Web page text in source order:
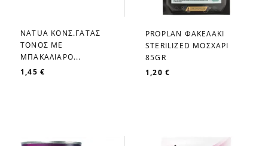
favorite_border
NATUA ΚΟΝΣ.ΓΑΤΑΣ
ΤΟΝΟΣ ΜΕ
ΜΠΑΚΑΛΙΑΡΟ...
1,45 €
favorite_border
PROPLAN ΦΑΚΕΛΑΚΙ
STERILIZED ΜΟΣΧΑΡΙ
85GR
1,20 €